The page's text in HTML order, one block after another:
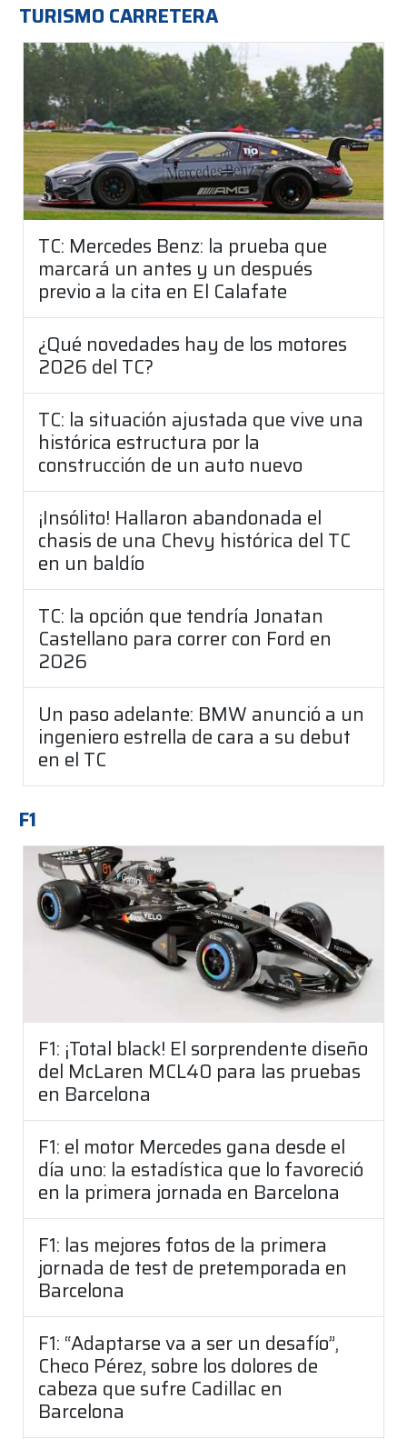
TURISMO CARRETERA
TC: Mercedes Benz: la prueba que
marcará un antes y un después
previo a la cita en El Calafate
¿Qué novedades hay de los motores
2026 del TC?
TC: la situación ajustada que vive una
histórica estructura por la
construcción de un auto nuevo
¡Insólito! Hallaron abandonada el
chasis de una Chevy histórica del TC
en un baldío
TC: la opción que tendría Jonatan
Castellano para correr con Ford en
2026
Un paso adelante: BMW anunció a un
ingeniero estrella de cara a su debut
en el TC
F1
F1: ¡Total black! El sorprendente diseño
del McLaren MCL40 para las pruebas
en Barcelona
F1: el motor Mercedes gana desde el
día uno: la estadística que lo favoreció
en la primera jornada en Barcelona
F1: las mejores fotos de la primera
jornada de test de pretemporada en
Barcelona
F1: “Adaptarse va a ser un desafío”,
Checo Pérez, sobre los dolores de
cabeza que sufre Cadillac en
Barcelona